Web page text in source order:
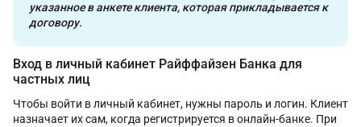
указанное в анкете клиента, которая прикладывается к
договору.
Вход в личный кабинет Райффайзен Банка для
частных лиц
Чтобы войти в личный кабинет, нужны пароль и логин. Клиент
назначает их сам, когда регистрируется в онлайн-банке. При